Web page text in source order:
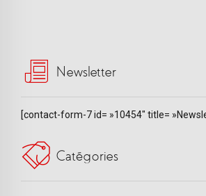
Newsletter
[contact-form-7 id= »10454″ title=
Catégories